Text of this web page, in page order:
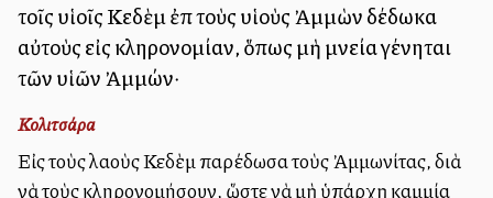
τοῖς υἱοῖς Κεδὲμ ἐπὶ τοὺς υἱοὺς Ἀμμὼν δέδωκα
αὐτοὺς εἰς κληρονομίαν, ὅπως μὴ μνεία γένηται
τῶν υἱῶν Ἀμμών·
Κολιτσάρα
Εἰς τοὺς λαοὺς Κεδὲμ παρέδωσα τοὺς Ἀμμωνίτας, διὰ
νὰ τοὺς κληρονομήσουν, ὥστε νὰ μὴ ὑπάρχῃ καμμία